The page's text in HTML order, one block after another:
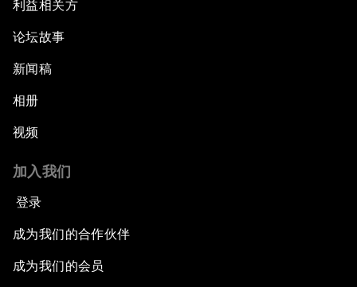
利益相关方
论坛故事
新闻稿
相册
视频
加入我们
登录
成为我们的合作伙伴
成为我们的会员